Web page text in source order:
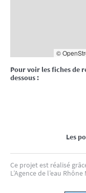
©
Pour voir les fiches de
dessous :
Les
Ce projet est réalisé
L’Agence de l’eau